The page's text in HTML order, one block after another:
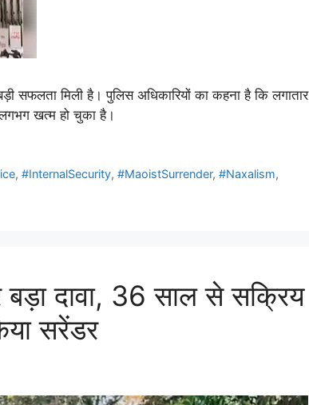
सफलता मिली है। पुलिस अधिकारियों का कहना है कि लगातार
खत्म हो चुका है।
,#InternalSecurity,#MaoistSurrender,#Naxalism,
दावा, 36 साल से सक्रिय
सरेंडर